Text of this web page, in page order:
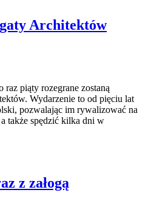
Architektów
raz piąty rozegrane zostaną
Wydarzenie to od pięciu lat
pozwalając im rywalizować na
także spędzić kilka dni w
z załogą